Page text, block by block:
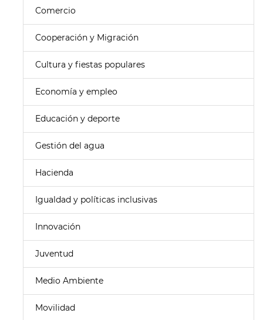
Comercio
Cooperación y Migración
Cultura y fiestas populares
Economía y empleo
Educación y deporte
Gestión del agua
Hacienda
Igualdad y políticas inclusivas
Innovación
Juventud
Medio Ambiente
Movilidad